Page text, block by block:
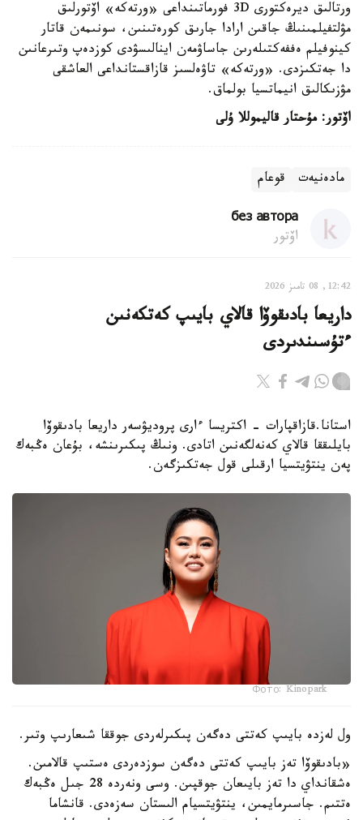
ورتالىق ديرەكتورى 3D فورماتىنداعى «ورتەكە» اۆتورلىق
مۋلتفيلمىنىڭ جاقىن ارادا جارىق كورەتىنىن، سونىمەن قاتار
كينوفيلم ەففەكتىلەرىن جاساۋمەن اينالىسۋدى كوزدەپ وتىرعانىن
دا جەتكىزدى. «ورتەكە» تاۋەلسىز قازاقستانداعى العاشقى
مۋزىكالىق انيماتسيا بولماق.
اۆتور: مۇحتار قاليموللا ۇلى
مادەنيەت قوعام
без автора
اۆتور
12:42, 08 تامىز 2026
داريعا بادىقوۆا قالاي بايىپ كەتكەنىن
ءتۇسىندىردى
استانا.قازاقپارات - اكتريسا ءارى پروديۋسەر داريعا بادىقوۆا
بايلىققا قالاي كەنەلگەنىن اتادى. ونىڭ پىكىرىنشە، بۇعان ەڭبەك
پەن ينتۋيتسيا ارقىلى قول جەتكىزگەن.
Фото: Kinopark
ول لەزدە بايىپ كەتتى دەگەن پىكىرلەردى جوققا شىعارىپ وتىر.
«بادىقوۆا تەز بايىپ كەتتى دەگەن سوزدەردى ەستىپ قالامىن.
ەشقانداي دا تەز بايىعان جوقپىن. وسى ونەردە 28 جىل ەڭبەك
ەتتىم. جاسىرمايمىن، ينتۋيتسيام الىستان سەزەدى. قانشاما